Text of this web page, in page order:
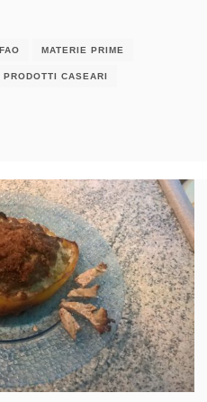
FAO MATERIE PRIME
PRODOTTI CASEARI